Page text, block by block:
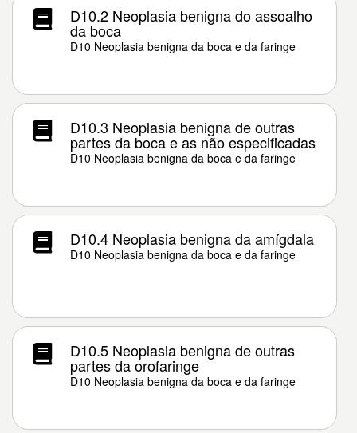
D10.2 Neoplasia benigna do assoalho
da boca
D10 Neoplasia benigna da boca e da faringe
D10.3 Neoplasia benigna de outras
partes da boca e as não especificadas
D10 Neoplasia benigna da boca e da faringe
D10.4 Neoplasia benigna da amígdala
D10 Neoplasia benigna da boca e da faringe
D10.5 Neoplasia benigna de outras
partes da orofaringe
D10 Neoplasia benigna da boca e da faringe